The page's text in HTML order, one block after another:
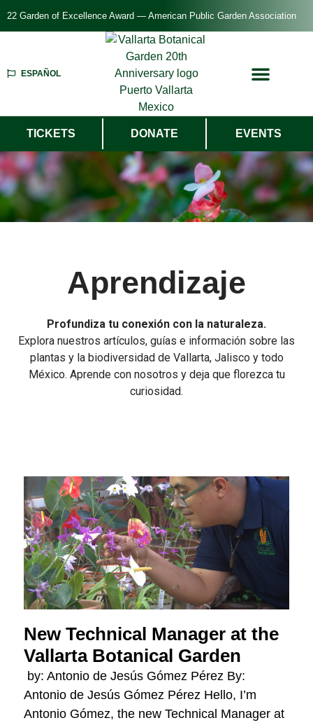
of Excellence Award — American Public Garden Association
ESPAÑOL
TICKETS DONATE EVENTS
Aprendizaje
Profundiza tu conexión con la naturaleza.
Explora nuestros artículos, guías e información sobre las
plantas y la biodiversidad de Vallarta, Jalisco y todo
México. Aprende con nosotros y deja que florezca tu
curiosidad.
New Technical Manager at the
Vallarta Botanical Garden
by: Antonio de Jesús Gómez Pérez By:
Antonio de Jesús Gómez Pérez Hello, I’m
Antonio Gómez, the new Technical Manager at